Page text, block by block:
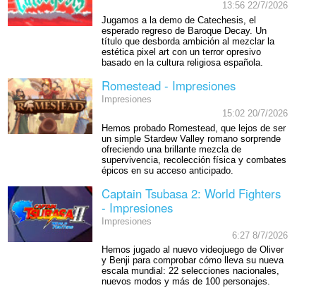
13:56 22/7/2026
Jugamos a la demo de Catechesis, el
esperado regreso de Baroque Decay. Un
título que desborda ambición al mezclar la
estética pixel art con un terror opresivo
basado en la cultura religiosa española.
Romestead - Impresiones
Impresiones
15:02 20/7/2026
Hemos probado Romestead, que lejos de ser
un simple Stardew Valley romano sorprende
ofreciendo una brillante mezcla de
supervivencia, recolección física y combates
épicos en su acceso anticipado.
Captain Tsubasa 2: World Fighters
- Impresiones
Impresiones
6:27 8/7/2026
Hemos jugado al nuevo videojuego de Oliver
y Benji para comprobar cómo lleva su nueva
escala mundial: 22 selecciones nacionales,
nuevos modos y más de 100 personajes.